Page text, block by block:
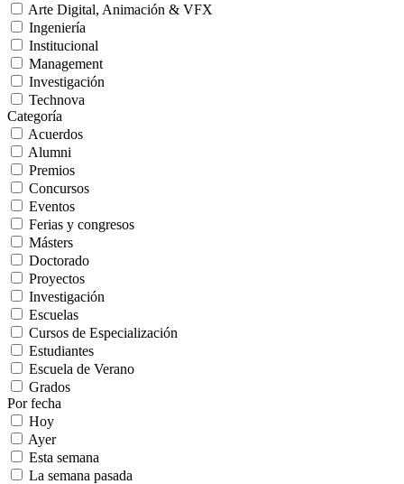
Arte Digital, Animación & VFX
Ingeniería
Institucional
Management
Investigación
Technova
Categoría
Acuerdos
Alumni
Premios
Concursos
Eventos
Ferias y congresos
Másters
Doctorado
Proyectos
Investigación
Escuelas
Cursos de Especialización
Estudiantes
Escuela de Verano
Grados
Por fecha
Hoy
Ayer
Esta semana
La semana pasada